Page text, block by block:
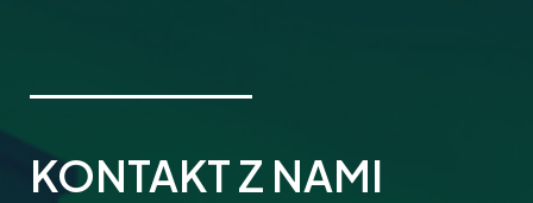
KONTAKT Z NAMI